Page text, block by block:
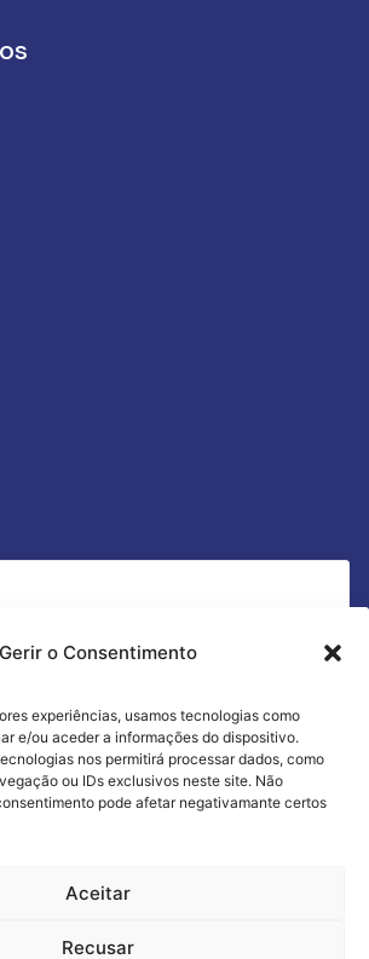
Gerir o Consentimento
experiências, usamos tecnologias como
e/ou aceder a informações do dispositivo.
nos permitirá processar dados, como
ou IDs exclusivos neste site. Não
pode afetar negativamante certos
Aceitar
Recusar
Submeter
perfeita para o seu sucesso